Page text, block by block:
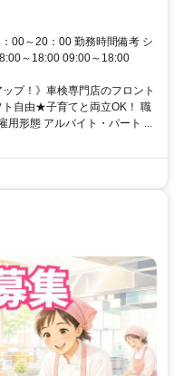
00～20：00 勤務時間備考 シ
～18:00 09:00～18:00
プ！》車検専門店のフロント
自由★子育てと両立OK！ 職
形態 アルバイト・パート ...